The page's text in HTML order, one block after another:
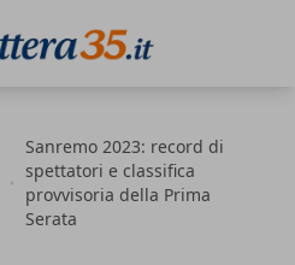
Sanremo 2023: record di
spettatori e classifica
provvisoria della Prima
Serata